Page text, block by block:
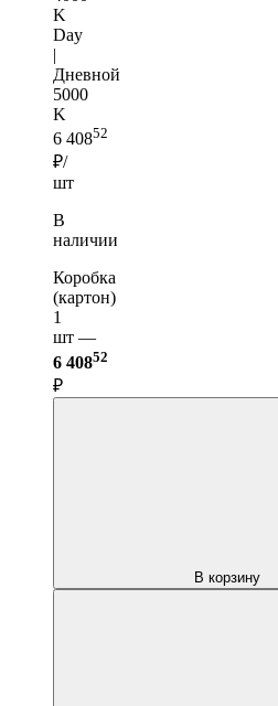
K
Day
|
Дневной
5000
K
6 40852
₽/
шт
В
наличии
Коробка
(картон)
1
шт —
6 40852
₽
В корзину